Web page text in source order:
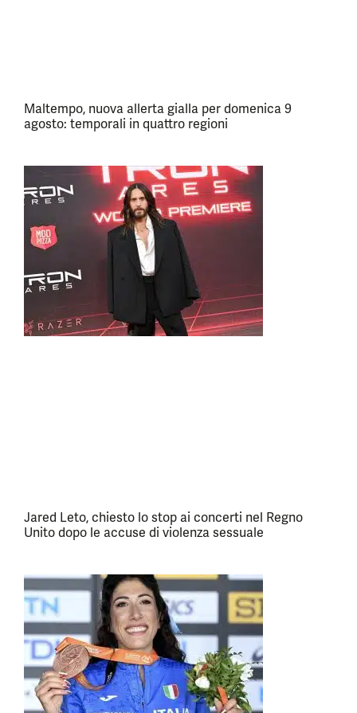
Maltempo, nuova allerta gialla per domenica 9
agosto: temporali in quattro regioni
Jared Leto, chiesto lo stop ai concerti nel Regno
Unito dopo le accuse di violenza sessuale